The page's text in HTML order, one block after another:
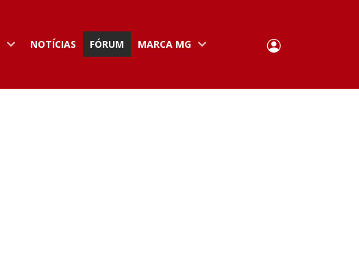
NOTÍCIAS FÓRUM MARCA MG
Portuguese,
EnglishUser